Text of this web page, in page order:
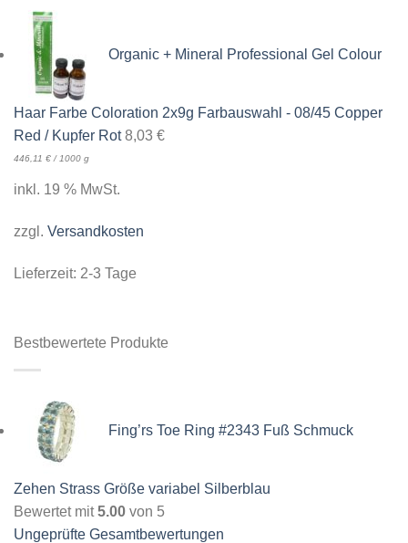
Organic + Mineral Professional Gel Colour
Haar Farbe Coloration 2x9g Farbauswahl - 08/45 Copper
Red / Kupfer Rot 8,03 €
446,11 € / 1000 g
inkl. 19 % MwSt.
zzgl. Versandkosten
Lieferzeit: 2-3 Tage
Bestbewertete Produkte
Fing’rs Toe Ring #2343 Fuß Schmuck
Zehen Strass Größe variabel Silberblau
Bewertet mit5.00 von 5
Ungeprüfte Gesamtbewertungen